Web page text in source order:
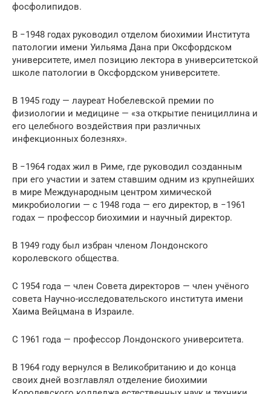
фосфолипидов.
В −1948 годах руководил отделом биохимии Института
патологии имени Уильяма Дана при Оксфордском
университете, имел позицию лектора в университетской
школе патологии в Оксфордском университете.
В 1945 году — лауреат Нобелевской премии по
физиологии и медицине — «за открытие пенициллина и
его целебного воздействия при различных
инфекционных болезнях».
В −1964 годах жил в Риме, где руководил созданным
при его участии и затем ставшим одним из крупнейших
в мире Международным центром химической
микробиологии — с 1948 года — его директор, в −1961
годах — профессор биохимии и научный директор.
В 1949 году был избран членом Лондонского
королевского общества.
С 1954 года — член Совета директоров — член учёного
совета Научно-исследовательского института имени
Хаима Вейцмана в Израиле.
С 1961 года — профессор Лондонского университета.
В 1964 году вернулся в Великобританию и до конца
своих дней возглавлял отделение биохимии